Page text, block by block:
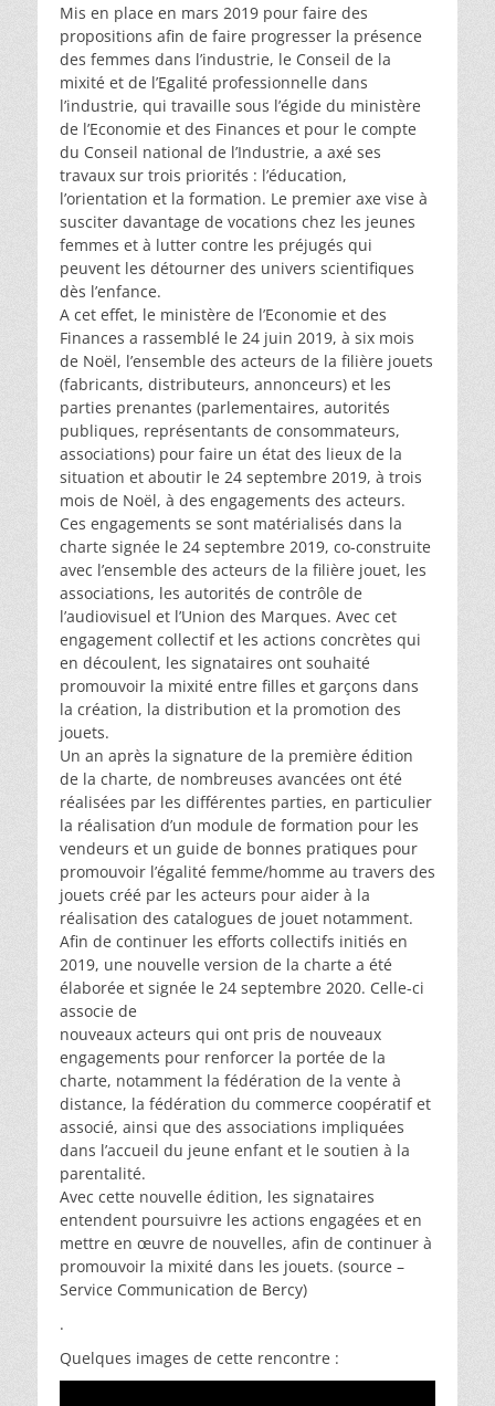
Mis en place en mars 2019 pour faire des
propositions afin de faire progresser la présence
des femmes dans l’industrie, le Conseil de la
mixité et de l’Egalité professionnelle dans
l’industrie, qui travaille sous l’égide du ministère
de l’Economie et des Finances et pour le compte
du Conseil national de l’Industrie, a axé ses
travaux sur trois priorités : l’éducation,
l’orientation et la formation. Le premier axe vise à
susciter davantage de vocations chez les jeunes
femmes et à lutter contre les préjugés qui
peuvent les détourner des univers scientifiques
dès l’enfance.
A cet effet, le ministère de l’Economie et des
Finances a rassemblé le 24 juin 2019, à six mois
de Noël, l’ensemble des acteurs de la filière jouets
(fabricants, distributeurs, annonceurs) et les
parties prenantes (parlementaires, autorités
publiques, représentants de consommateurs,
associations) pour faire un état des lieux de la
situation et aboutir le 24 septembre 2019, à trois
mois de Noël, à des engagements des acteurs.
Ces engagements se sont matérialisés dans la
charte signée le 24 septembre 2019, co-construite
avec l’ensemble des acteurs de la filière jouet, les
associations, les autorités de contrôle de
l’audiovisuel et l’Union des Marques. Avec cet
engagement collectif et les actions concrètes qui
en découlent, les signataires ont souhaité
promouvoir la mixité entre filles et garçons dans
la création, la distribution et la promotion des
jouets.
Un an après la signature de la première édition
de la charte, de nombreuses avancées ont été
réalisées par les différentes parties, en particulier
la réalisation d’un module de formation pour les
vendeurs et un guide de bonnes pratiques pour
promouvoir l’égalité femme/homme au travers des
jouets créé par les acteurs pour aider à la
réalisation des catalogues de jouet notamment.
Afin de continuer les efforts collectifs initiés en
2019, une nouvelle version de la charte a été
élaborée et signée le 24 septembre 2020. Celle-ci
associe de
nouveaux acteurs qui ont pris de nouveaux
engagements pour renforcer la portée de la
charte, notamment la fédération de la vente à
distance, la fédération du commerce coopératif et
associé, ainsi que des associations impliquées
dans l’accueil du jeune enfant et le soutien à la
parentalité.
Avec cette nouvelle édition, les signataires
entendent poursuivre les actions engagées et en
mettre en œuvre de nouvelles, afin de continuer à
promouvoir la mixité dans les jouets. (source –
Service Communication de Bercy)
.
Quelques images de cette rencontre :